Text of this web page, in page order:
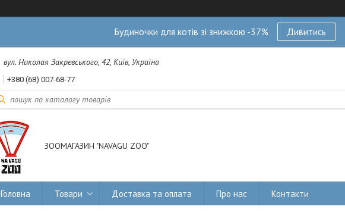
Будиночки для котів зі знижкою -37% Дивитись
вул. Николая Закревського, 42, Київ, Україна
+380 (68) 007-68-77
ЗООМАГАЗИН "NAVAGU ZOO"
Головна Товари Доставка та оплата Про нас Контакти